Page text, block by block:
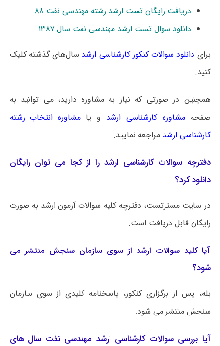
دریافت رایگان تست ارشد رشته مهندسی نفت ۸۸
دانلود سوال تست ارشد مهندسی نفت سال ۱۳۸۷
برای دانلود سوالات کنکور کارشناسی ارشد سال‌های گذشته کلیک
کنید.
همچنین در صورتی که نیاز به مشاوره دارید، می توانید به
صفحهمشاوره کارشناسی ارشد و یا مشاوره انتخاب رشته
کارشناسی ارشد مراجعه نمایید.
دفترچه سوالات کارشناسی ارشد را از کجا می توان رایگان
دانلود کرد؟
در سایت مسترتست، دفترچه کلیه سوالات آزمون ارشد به صورت
رایگان قابل دریافت است.
آیا کلید سوالات ارشد از سوی سازمان سنجش منتشر می
شود؟
بله، پس از برگزاری کنکور، پاسخنامه کلیدی از سوی سازمان
سنجش منتشر می شود.
آیا بررسی سوالات کارشناسی ارشد مهندسی نفت سال های